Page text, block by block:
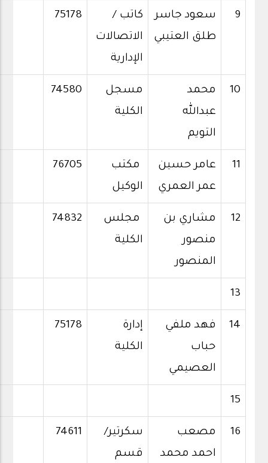
9
سعود جاسر
طلق العتيبي
كاتب /
الاتصالات
الإدارية
75178
10
محمد
عبدالله
التويم
مسجل
الكلية
74580
11
عامر حسين
عمر العمري
مكتب
الوكيل
76705
12
مشاري بن
منصور
المنصور
مجلس
الكلية
74832
13
14
فهد ملفي
حباب
العصيمي
إدارة
الكلية
75178
15
16
مصعب
احمد محمد
سكرتير/
قسم
74611